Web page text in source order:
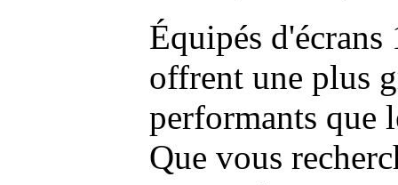
Équipés
offrent une plus
performants que
Que vous